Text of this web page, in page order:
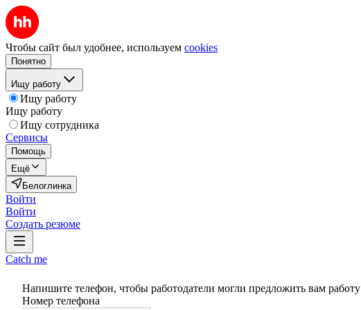
Чтобы сайт был удобнее, используем cookies
Понятно
Ищу работу
Ищу работу
Ищу работу
Ищу сотрудника
Сервисы
Помощь
Ещё
Белоглинка
Войти
Войти
Создать резюме
Catch me
Напишите телефон, чтобы работодатели могли предложить вам работу
Номер телефона